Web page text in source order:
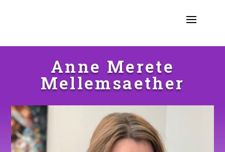
Anne Merete
Mellemsaether